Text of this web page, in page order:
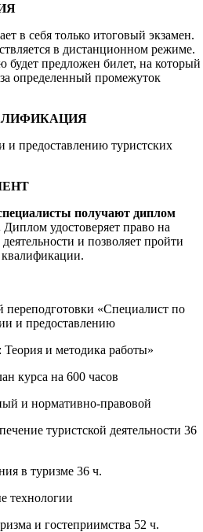
в себя только итоговый экзамен.
в дистанционном режиме.
будет предложен билет, на который
определенный промежуток
и предоставлению туристских
получают диплом
Диплом удостоверяет право на
и позволяет пройти
переподготовки «Специалист по
и предоставлению
Теория и методика работы»
курса на 600 часов
и нормативно-правовой
туристской деятельности 36
в туризме 36 ч.
технологии
и гостеприимства 52 ч.